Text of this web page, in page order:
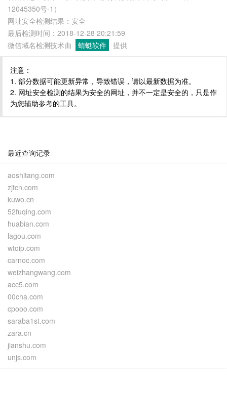
12045350号-1）
网址安全检测结果：安全
最后检测时间：2018-12-28 20:21:59
微信域名检测技术由
蜻蜓软件 提供
注意：
1. 部分数据可能更新异常，导致错误，请以最新数据为准。
2. 网址安全检测的结果为安全的网址，并不一定是安全的，只是作
为您辅助参考的工具。
最近查询记录
aoshitang.com
zjtcn.com
kuwo.cn
52fuqing.com
huabian.com
lagou.com
wtoip.com
carnoc.com
weizhangwang.com
acc5.com
00cha.com
cpooo.com
saraba1st.com
zara.cn
jianshu.com
unjs.com